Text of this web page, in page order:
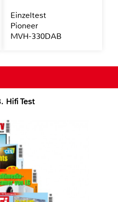
Hifi Test
Einzeltest
Pioneer
MVH-330DAB